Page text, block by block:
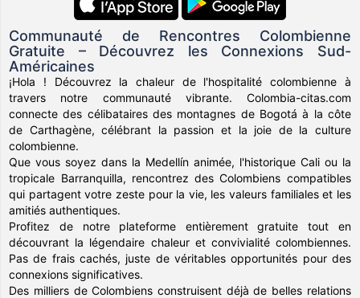
Communauté de Rencontres Colombienne
Gratuite – Découvrez les Connexions Sud-
Américaines
¡Hola ! Découvrez la chaleur de l'hospitalité colombienne à
travers notre communauté vibrante. Colombia-citas.com
connecte des célibataires des montagnes de Bogotá à la côte
de Carthagène, célébrant la passion et la joie de la culture
colombienne.
Que vous soyez dans la Medellín animée, l'historique Cali ou la
tropicale Barranquilla, rencontrez des Colombiens compatibles
qui partagent votre zeste pour la vie, les valeurs familiales et les
amitiés authentiques.
Profitez de notre plateforme entièrement gratuite tout en
découvrant la légendaire chaleur et convivialité colombiennes.
Pas de frais cachés, juste de véritables opportunités pour des
connexions significatives.
Des milliers de Colombiens construisent déjà de belles relations